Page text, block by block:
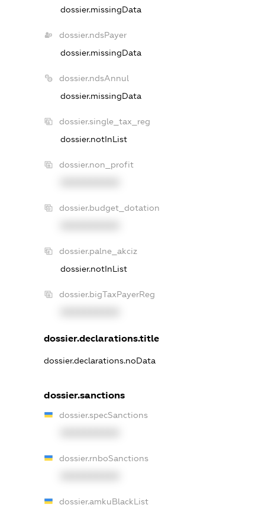
dossier.missingData
dossier.ndsPayer
dossier.missingData
dossier.ndsAnnul
dossier.missingData
dossier.single_tax_reg
dossier.notInList
dossier.non_profit
dossier.budget_dotation
dossier.palne_akciz
dossier.notInList
dossier.bigTaxPayerReg
dossier.declarations.title
dossier.declarations.noData
dossier.sanctions
dossier.specSanctions
dossier.rnboSanctions
dossier.amkuBlackList